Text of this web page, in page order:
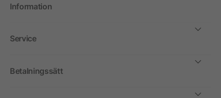
Information
Service
Betalningssätt